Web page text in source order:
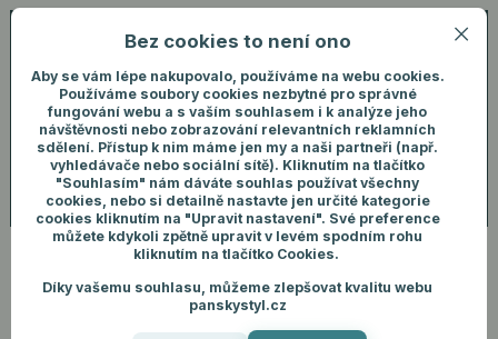
Menu
+420 731 292 460
Přihlášení
Hledat
ks
Bez cookies to není ono
Aby se vám lépe nakupovalo, používáme na webu cookies.
Používáme soubory cookies nezbytné pro správné
fungování webu a s vaším souhlasem i k analýze jeho
návštěvnosti nebo zobrazování relevantních reklamních
sdělení. Přístup k nim máme jen my a naši partneři (např.
vyhledávače nebo sociální sítě). Kliknutím na tlačítko
"Souhlasím" nám dáváte souhlas používat všechny
cookies, nebo si detailně nastavte jen určité kategorie
cookies kliknutím na "Upravit nastavení". Své preference
můžete kdykoli zpětně upravit v levém spodním rohu
kliknutím na tlačítko Cookies.
Díky vašemu souhlasu, můžeme zlepšovat kvalitu webu
panskystyl.cz